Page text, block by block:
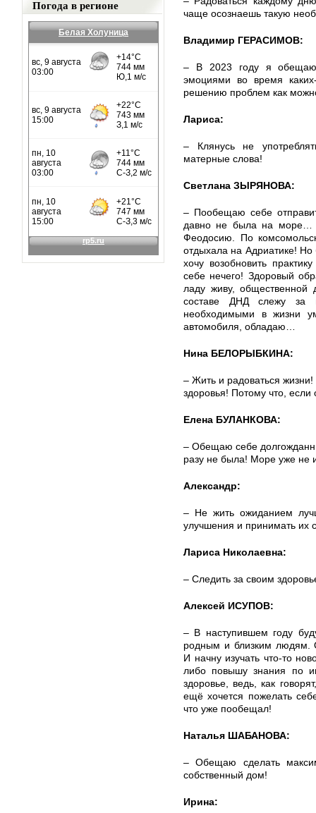
Погода в регионе
Белая Холуница
чаще осознаешь такую
Владимир ГЕРАСИМОВ:
– В 2023 году я обещаю
эмоциями во время
решению проблем как
Лариса:
– Клянусь не
матерные слова!
Светлана ЗЫРЯНОВА:
– Пообещаю себе
давно не была на море…
Феодосию. По
отдыхала на Адриатике!
хочу возобновить
себе нечего! Здоровый
ладу живу, общественной
составе ДНД слежу за
необходимыми в жизни
автомобиля, обладаю…
Нина БЕЛОРЫБКИНА:
– Жить и радоваться
здоровья! Потому что, если
Елена БУЛАНКОВА:
– Обещаю себе
разу не была! Море уже не
Александр:
– Не жить ожиданием
улучшения и принимать их
Лариса Николаевна:
– Следить за своим
Алексей ИСУПОВ:
– В наступившем году
родным и близким людям.
И начну изучать что-то
либо повышу знания по
здоровье, ведь, как
ещё хочется пожелать
что уже пообещал!
Наталья ШАБАНОВА:
– Обещаю сделать
собственный дом!
Ирина: